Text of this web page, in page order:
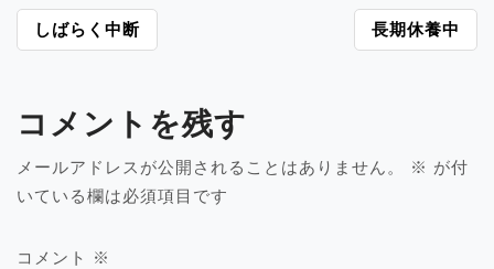
投
稿
ビ
ゲ
ー
シ
ン
しばらく中断 長期休養中
コメントを残す
メールアドレスが公開されることはありません。 ※ が付
いている欄は必須項目です
コメント ※